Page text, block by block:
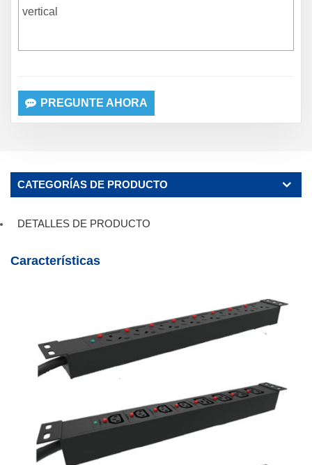
vertical
PREGUNTE AHORA
CATEGORÍAS DE PRODUCTO
DETALLES DE PRODUCTO
Características